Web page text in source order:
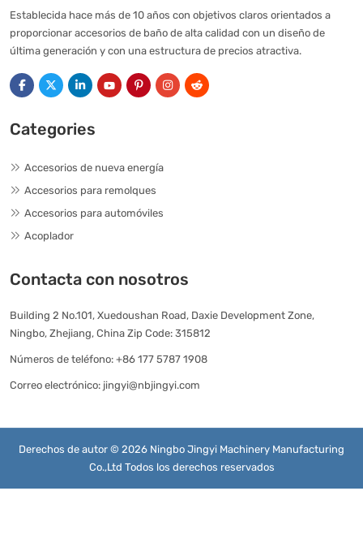
Establecida hace más de 10 años con objetivos claros orientados a
proporcionar accesorios de baño de alta calidad con un diseño de
última generación y con una estructura de precios atractiva.
Categories
Accesorios de nueva energía
Accesorios para remolques
Accesorios para automóviles
Acoplador
Contacta con nosotros
Building 2 No.101, Xuedoushan Road, Daxie Development Zone,
Ningbo, Zhejiang, China Zip Code: 315812
Números de teléfono: +86 177 5787 1908
Correo electrónico: jingyi@nbjingyi.com
Derechos de autor © 2026 Ningbo Jingyi Machinery Manufacturing
Co.,Ltd Todos los derechos reservados